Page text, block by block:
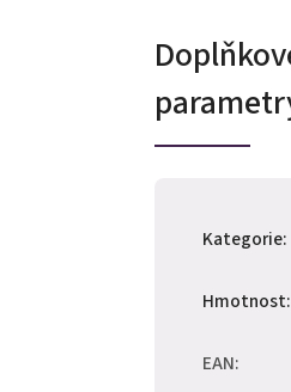
Kategorie:
Hmotnost:
EAN: